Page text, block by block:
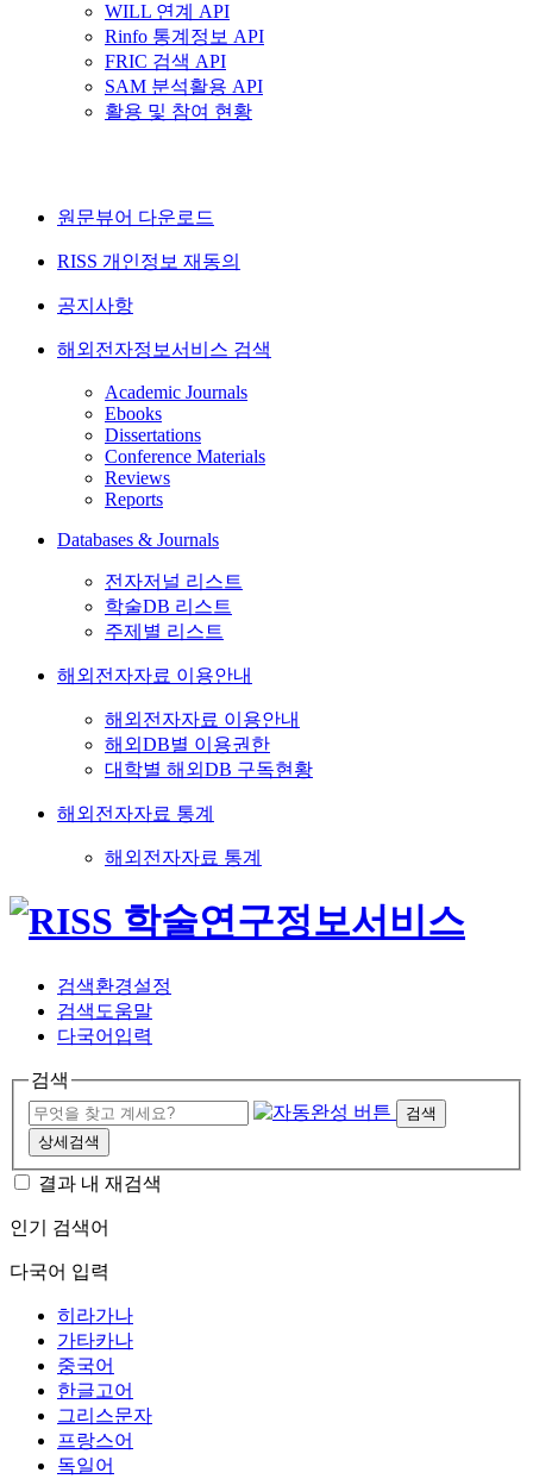
WILL 연계 API
Rinfo 통계정보 API
FRIC 검색 API
SAM 분석활용 API
활용 및 참여 현황
원문뷰어 다운로드
RISS 개인정보 재동의
공지사항
해외전자정보서비스 검색
Academic Journals
Ebooks
Dissertations
Conference Materials
Reviews
Reports
Databases & Journals
전자저널 리스트
학술DB 리스트
주제별 리스트
해외전자자료 이용안내
해외전자자료 이용안내
해외DB별 이용권한
대학별 해외DB 구독현황
해외전자자료 통계
해외전자자료 통계
검색환경설정
검색도움말
다국어입력
검색
검색
상세검색
결과 내 재검색
인기 검색어
다국어 입력
히라가나
가타카나
중국어
한글고어
그리스문자
프랑스어
독일어